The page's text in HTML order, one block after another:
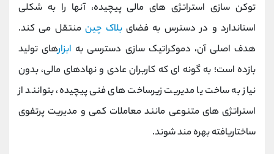
توکن ‌سازی استراتژی‌ های مالی پیچیده، آنها را به شکلی
استاندارد و در دسترس به فضایبلاک چینمنتقل می‌ کند.
هدف اصلی آن، دموکراتیک ‌سازی دسترسی به ابزارهای تولید
بازده است؛ به گونه ‌ای که کاربران عادی و نهادهای مالی، بدون
نیاز به ساخت یا مدیریت زیرساخت ‌های فنی پیچیده، بتوانند از
استراتژی ‌های متنوعی مانند معاملات کمی و مدیریت پرتفوی
ساختاریافته بهره مند شوند.